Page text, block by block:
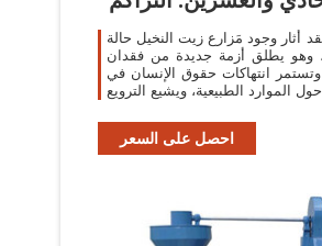
أثار وجود مَزارع زيت النخيل حالة
وهو يطلق أزمة جديدة من فقدان
وتستمر انتهاكات حقوق الإنسان في
احصل على السعر